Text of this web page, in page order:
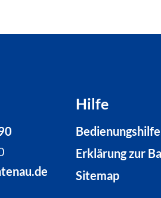
n d
Hilfe
Bedienungshilfe
Erklärung zur
Sitemap